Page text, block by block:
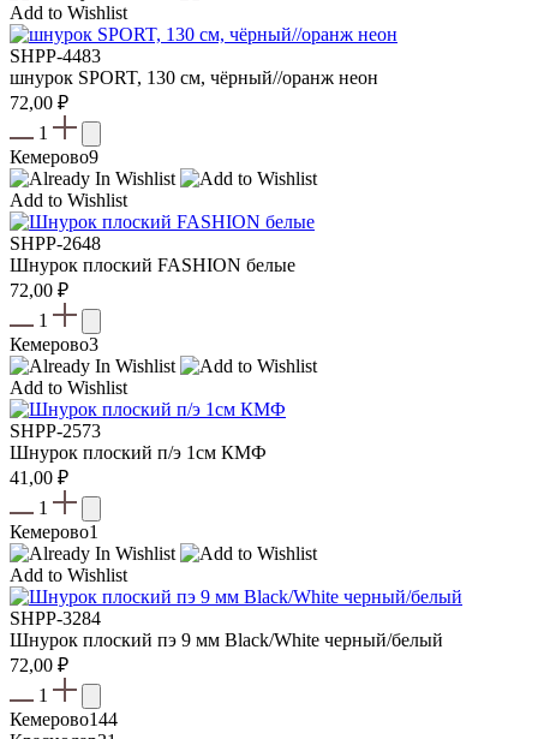
Add to Wishlist
SHPP-4483
шнурок SPORT, 130 см, чёрный//оранж неон
72,00 ₽
1
Кемерово9
Add to Wishlist
SHPP-2648
Шнурок плоский FASHION белые
72,00 ₽
1
Кемерово3
Add to Wishlist
SHPP-2573
Шнурок плоский п/э 1см КМФ
41,00 ₽
1
Кемерово1
Add to Wishlist
SHPP-3284
Шнурок плоский пэ 9 мм Black/White черный/белый
72,00 ₽
1
Кемерово144